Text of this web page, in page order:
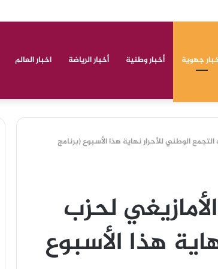
جهوية أخبار وطنية أخبار الرياضة اخبار العالم
الوطني للأحرار نهاية هذا الأسبوع (برنامج
لحزب
هذا الأسبوع